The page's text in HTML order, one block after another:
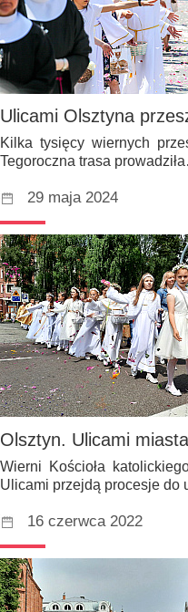
Ulicami Olsztyna
Kilka tysięcy wiernych
Tegoroczna trasa
29 maja 2024
Olsztyn. Ulicami
Wierni Kościoła
Ulicami przejdą procesje do
16 czerwca 2022